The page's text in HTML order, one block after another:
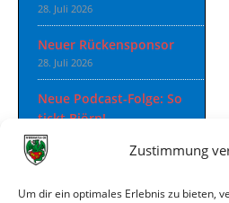
Zustimmung
Um dir ein optimales Erlebnis zu bieten,
28. Juli 2026
Neuer Rückensponsor
28. Juli 2026
Neue Podcast-Folge: So
tickt Björn!
27. Juli 2026
27. Juli 2026